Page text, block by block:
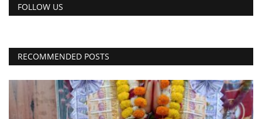
FOLLOW US
RECOMMENDED POSTS